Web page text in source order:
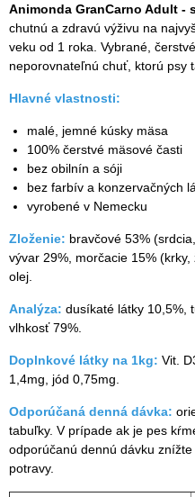
Animonda GranCarno Adult -
chutnú a zdravú výživu na
veku od 1 roka. Vybrané,
neporovnateľnú chuť, ktorú psy
Hlavné vlastnosti:
malé, jemné kúsky mäsa
100% čerstvé mäsové časti
bez obilnín a sóji
bez farbív a konzervačných
vyrobené v Nemecku
Zloženie: bravčové 53%
vývar 29%, morčacie 15%
olej.
Analýza: dusíkaté látky 10,5%,
vlhkosť 79%.
Doplnkové látky na 1kg: Vit.
1,4mg, jód 0,75mg.
Odporúčaná denná dávka:
tabuľky. V prípade ak je pes
odporúčanú dennú dávku
potravy.